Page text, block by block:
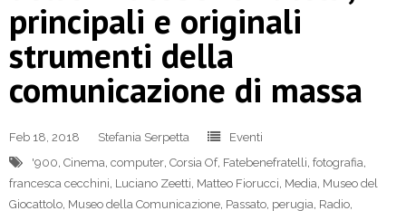
principali e originali
strumenti della
comunicazione di massa
Feb 18, 2018 Stefania Serpetta
Eventi
'900 Cinema computer Corsia Of, Fatebenefratelli fotografia
francesca cecchini Luciano Zeetti Matteo Fiorucci Media Museo del
Giocattolo Museo della Comunicazione Passato perugia Radio